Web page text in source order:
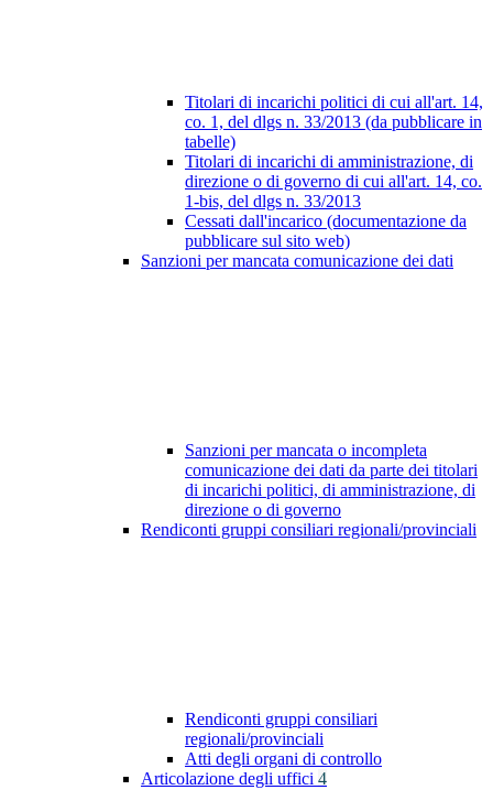
Titolari di incarichi politici di cui all'art. 14,
co. 1, del dlgs n. 33/2013 (da pubblicare in
tabelle)
Titolari di incarichi di amministrazione, di
direzione o di governo di cui all'art. 14, co.
1-bis, del dlgs n. 33/2013
Cessati dall'incarico (documentazione da
pubblicare sul sito web)
Sanzioni per mancata comunicazione dei dati
Sanzioni per mancata o incompleta
comunicazione dei dati da parte dei titolari
di incarichi politici, di amministrazione, di
direzione o di governo
Rendiconti gruppi consiliari regionali/provinciali
Rendiconti gruppi consiliari
regionali/provinciali
Atti degli organi di controllo
Articolazione degli uffici 4